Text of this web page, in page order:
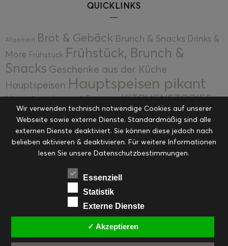
QUICKLINKS
Allgemein Brot & Gebäck Brunch & Snacks Drinks &
More Frühstück Frühstück, Brunch &
Snacks Geschenke aus der Küche
Hauptspeisen Hauptspeisen pikant
Hauptspeisen süßKekseKITCHENSTORIES
Kuchen, Torten & Desserts Kuchen und
Desserts Kulinarik Kulinarische Mitbringsel &
Eingemachtes Ohne Kategorie Ostern Resteküche
RezepteSaisonalSliderStartseite
Suppen, Salate & Vorspeisen
Vorspeisen, Salate & Suppen
Weihnachten Workshops & Events
Wir verwenden technisch notwendige Cookies auf unserer
Webseite sowie externe Dienste. Standardmäßig sind alle
externen Dienste deaktiviert. Sie können diese jedoch nach
belieben aktivieren & deaktivieren. Für weitere Informationen
lesen Sie unsere Datenschutzbestimmungen.
Essenziell
Statistik
Externe Dienste
✓ Akzeptieren